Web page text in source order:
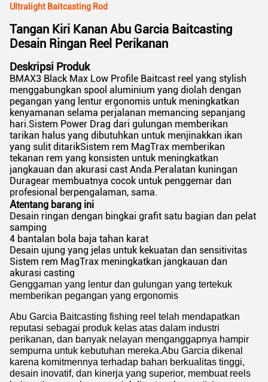
Ultralight Baitcasting Rod
Tangan Kiri Kanan Abu Garcia Baitcasting
Desain Ringan Reel Perikanan
Deskripsi Produk
BMAX3 Black Max Low Profile Baitcast reel yang stylish
menggabungkan spool aluminium yang diolah dengan
pegangan yang lentur ergonomis untuk meningkatkan
kenyamanan selama perjalanan memancing sepanjang
hari.Sistem Power Drag dari gulungan memberikan
tarikan halus yang dibutuhkan untuk menjinakkan ikan
yang sulit ditarikSistem rem MagTrax memberikan
tekanan rem yang konsisten untuk meningkatkan
jangkauan dan akurasi cast Anda.Peralatan kuningan
Duragear membuatnya cocok untuk penggemar dan
profesional berpengalaman, sama.
Atentang barang ini
Desain ringan dengan bingkai grafit satu bagian dan pelat
samping
4 bantalan bola baja tahan karat
Desain ujung yang jelas untuk kekuatan dan sensitivitas
Sistem rem MagTrax meningkatkan jangkauan dan
akurasi casting
Genggaman yang lentur dan gulungan yang tertekuk
memberikan pegangan yang ergonomis
Abu Garcia Baitcasting fishing reel telah mendapatkan
reputasi sebagai produk kelas atas dalam industri
perikanan, dan banyak nelayan menganggapnya hampir
sempurna untuk kebutuhan mereka.Abu Garcia dikenal
karena komitmennya terhadap bahan berkualitas tinggi,
desain inovatif, dan kinerja yang superior, membuat reels